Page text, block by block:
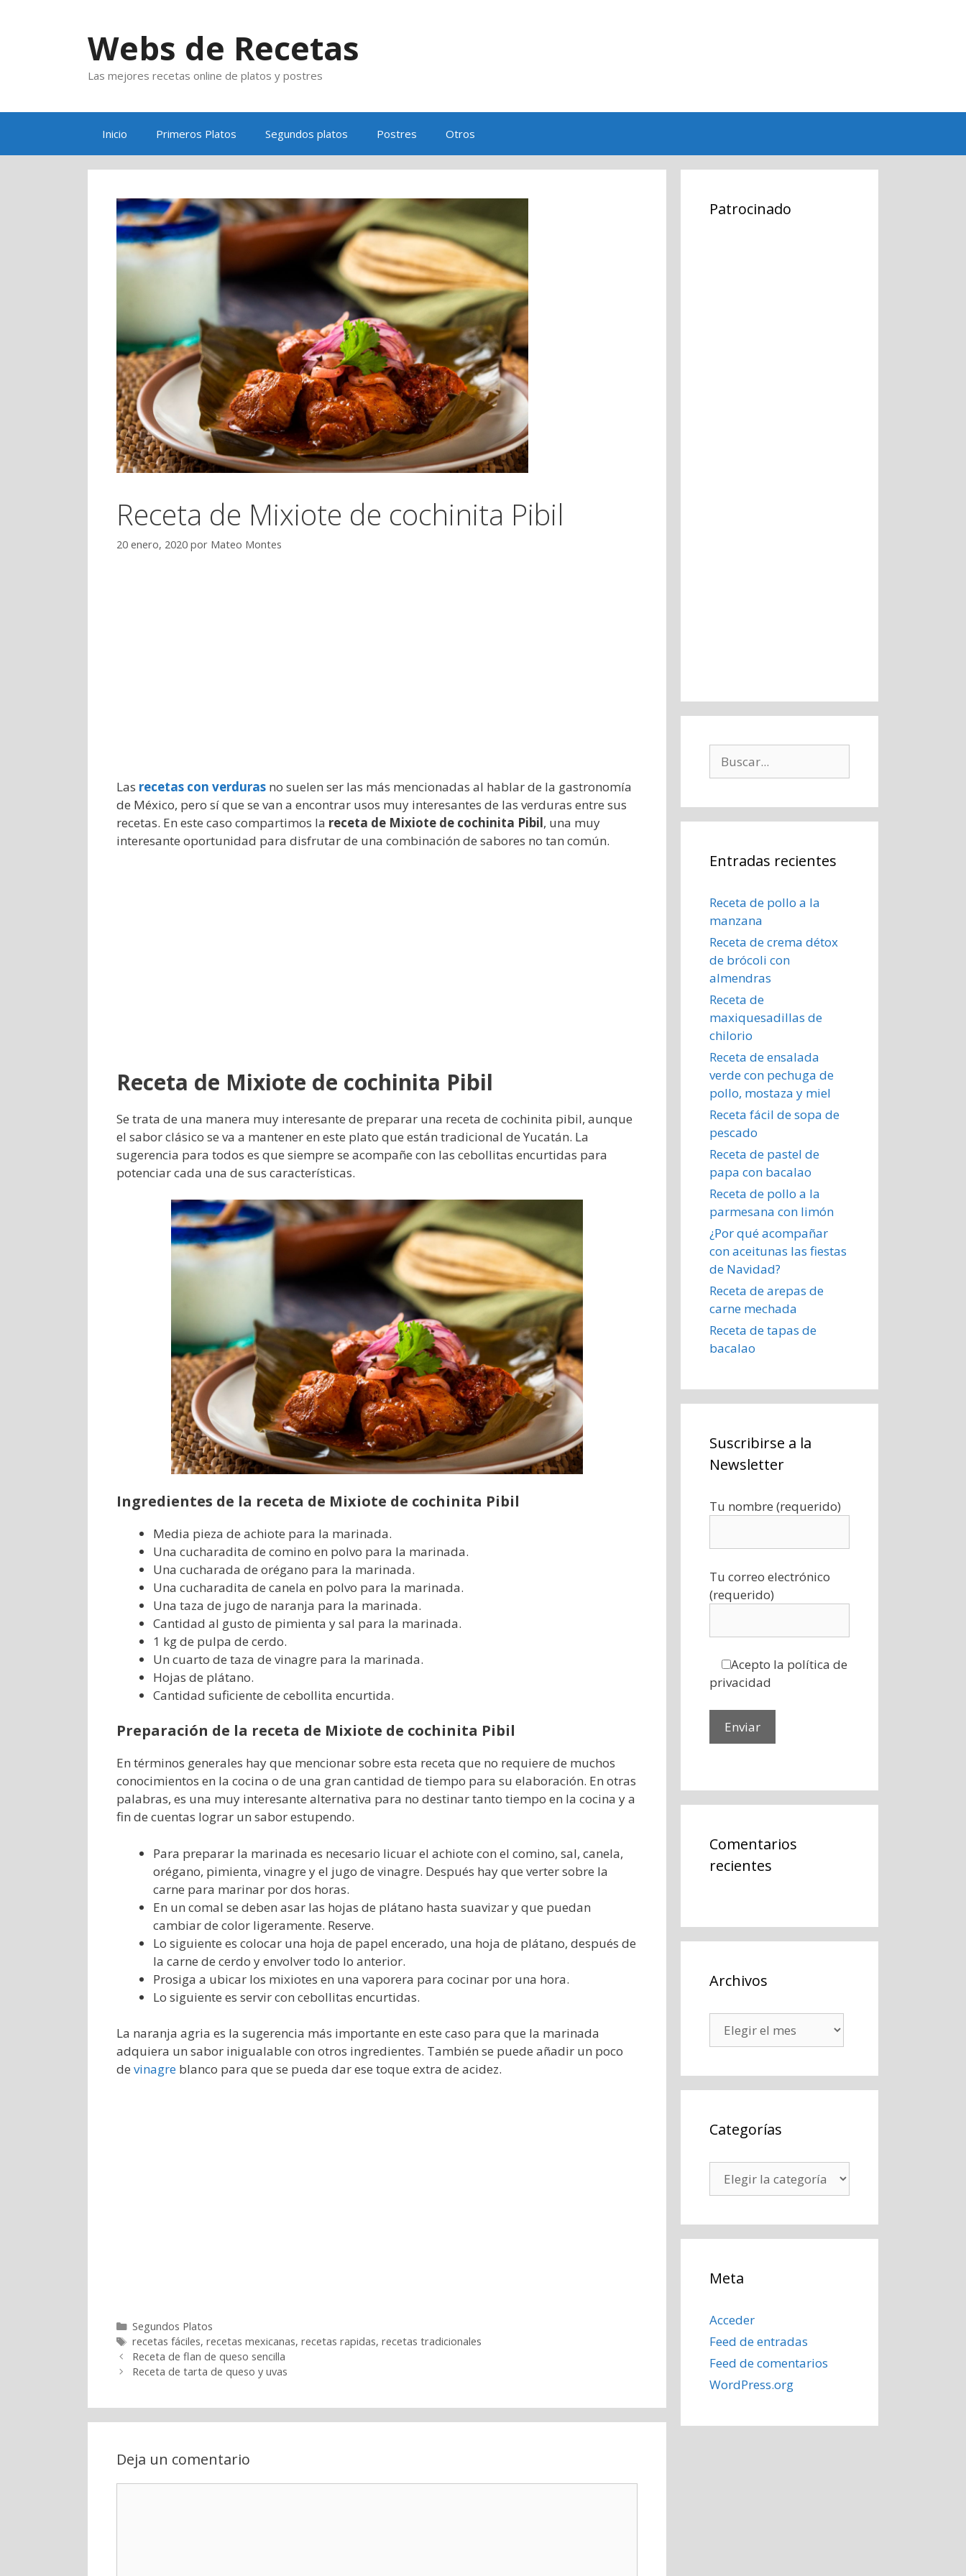
Webs de Recetas
Las mejores recetas online de platos y postres
Inicio Primeros Platos Segundos platos Postres Otros
Receta de Mixiote de cochinita Pibil
20 enero, 2020 por Mateo Montes
Las recetas con verduras no suelen ser las más mencionadas al hablar de la gastronomía
de México, pero sí que se van a encontrar usos muy interesantes de las verduras entre sus
recetas. En este caso compartimos la receta de Mixiote de cochinita Pibil, una muy
interesante oportunidad para disfrutar de una combinación de sabores no tan común.
Receta de Mixiote de cochinita Pibil
Se trata de una manera muy interesante de preparar una receta de cochinita pibil, aunque
el sabor clásico se va a mantener en este plato que están tradicional de Yucatán. La
sugerencia para todos es que siempre se acompañe con las cebollitas encurtidas para
potenciar cada una de sus características.
Ingredientes de la receta de Mixiote de cochinita Pibil
Media pieza de achiote para la marinada.
Una cucharadita de comino en polvo para la marinada.
Una cucharada de orégano para la marinada.
Una cucharadita de canela en polvo para la marinada.
Una taza de jugo de naranja para la marinada.
Cantidad al gusto de pimienta y sal para la marinada.
1 kg de pulpa de cerdo.
Un cuarto de taza de vinagre para la marinada.
Hojas de plátano.
Cantidad suficiente de cebollita encurtida.
Preparación de la receta de Mixiote de cochinita Pibil
En términos generales hay que mencionar sobre esta receta que no requiere de muchos
conocimientos en la cocina o de una gran cantidad de tiempo para su elaboración. En otras
palabras, es una muy interesante alternativa para no destinar tanto tiempo en la cocina y a
fin de cuentas lograr un sabor estupendo.
Para preparar la marinada es necesario licuar el achiote con el comino, sal, canela,
orégano, pimienta, vinagre y el jugo de vinagre. Después hay que verter sobre la
carne para marinar por dos horas.
En un comal se deben asar las hojas de plátano hasta suavizar y que puedan
cambiar de color ligeramente. Reserve.
Lo siguiente es colocar una hoja de papel encerado, una hoja de plátano, después de
la carne de cerdo y envolver todo lo anterior.
Prosiga a ubicar los mixiotes en una vaporera para cocinar por una hora.
Lo siguiente es servir con cebollitas encurtidas.
La naranja agria es la sugerencia más importante en este caso para que la marinada
adquiera un sabor inigualable con otros ingredientes. También se puede añadir un poco
de vinagre blanco para que se pueda dar ese toque extra de acidez.
Categorías
Segundos Platos
Etiquetas
recetas fáciles, recetas mexicanas, recetas rapidas, recetas tradicionales
Receta de flan de queso sencilla
Receta de tarta de queso y uvas
Deja un comentario
Patrocinado
Entradas recientes
Receta de pollo a la
manzana
Receta de crema détox
de brócoli con
almendras
Receta de
maxiquesadillas de
chilorio
Receta de ensalada
verde con pechuga de
pollo, mostaza y miel
Receta fácil de sopa de
pescado
Receta de pastel de
papa con bacalao
Receta de pollo a la
parmesana con limón
¿Por qué acompañar
con aceitunas las fiestas
de Navidad?
Receta de arepas de
carne mechada
Receta de tapas de
bacalao
Suscribirse a la
Newsletter
Tu nombre (requerido)
Tu correo electrónico
(requerido)
Acepto la política de
privacidad
Comentarios
recientes
Archivos
Categorías
Meta
Acceder
Feed de entradas
Feed de comentarios
WordPress.org